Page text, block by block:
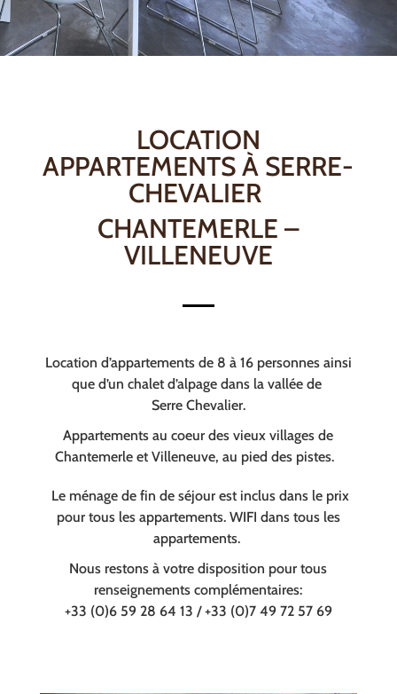
LOCATION
APPARTEMENTS À SERRE-
CHEVALIER
CHANTEMERLE –
VILLENEUVE
Location d’appartements de 8 à 16 personnes ainsi
que d’un chalet d’alpage dans la vallée de
Serre Chevalier.
Appartements au coeur des vieux villages de
Chantemerle et Villeneuve, au pied des pistes.
Le ménage de fin de séjour est inclus dans le prix
pour tous les appartements. WIFI dans tous les
appartements.
Nous restons à votre disposition pour tous
renseignements complémentaires:
+33 (0)6 59 28 64 13 / +33 (0)7 49 72 57 69